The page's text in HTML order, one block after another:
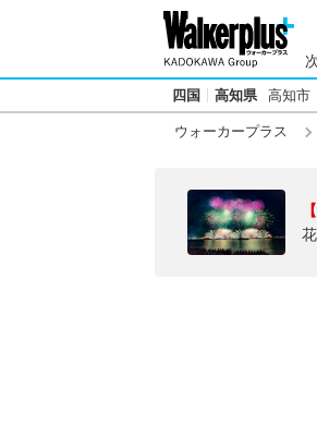
四国 高知県 高知市
ウォーカープラス